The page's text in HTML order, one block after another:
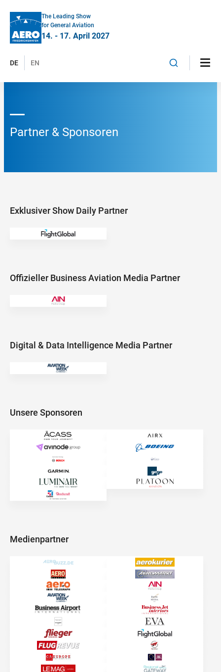
The Leading Show
for General Aviation
14. - 17. April 2027
DE EN
Partner & Sponsoren
Exklusiver Show Daily Partner
Offizieller Business Aviation Media Partner
Digital & Data Intelligence Media Partner
Unsere Sponsoren
Medienpartner